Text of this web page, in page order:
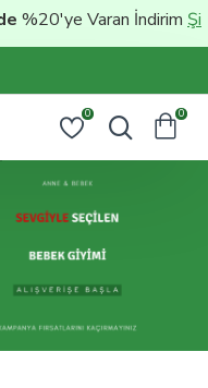
Varan İndirim Şimdi
0 0